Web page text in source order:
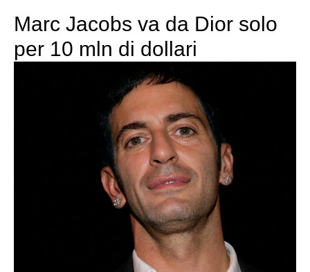
Marc Jacobs va da Dior solo
per 10 mln di dollari